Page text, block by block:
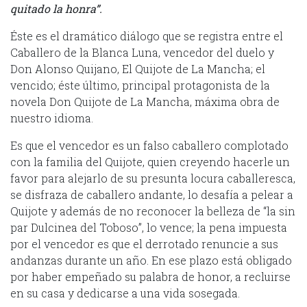
quitado la honra”.
Éste es el dramático diálogo que se registra entre el
Caballero de la Blanca Luna, vencedor del duelo y
Don Alonso Quijano, El Quijote de La Mancha; el
vencido; éste último, principal protagonista de la
novela Don Quijote de La Mancha, máxima obra de
nuestro idioma.
Es que el vencedor es un falso caballero complotado
con la familia del Quijote, quien creyendo hacerle un
favor para alejarlo de su presunta locura caballeresca,
se disfraza de caballero andante, lo desafía a pelear a
Quijote y además de no reconocer la belleza de “la sin
par Dulcinea del Toboso”, lo vence; la pena impuesta
por el vencedor es que el derrotado renuncie a sus
andanzas durante un año. En ese plazo está obligado
por haber empeñado su palabra de honor, a recluirse
en su casa y dedicarse a una vida sosegada.